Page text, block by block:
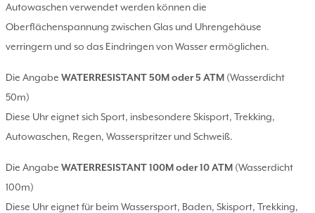
Autowaschen verwendet werden können die
Oberflächenspannung zwischen Glas und Uhrengehäuse
verringern und so das Eindringen von Wasser ermöglichen.
Die Angabe WATERRESISTANT 50M oder 5 ATM (Wasserdicht
50m)
Diese Uhr eignet sich Sport, insbesondere Skisport, Trekking,
Autowaschen, Regen, Wasserspritzer und Schweiß.
Die Angabe WATERRESISTANT 100M oder 10 ATM (Wasserdicht
100m)
Diese Uhr eignet für beim Wassersport, Baden, Skisport, Trekking,